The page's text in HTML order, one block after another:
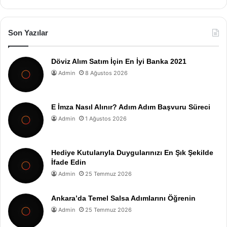
Son Yazılar
Döviz Alım Satım İçin En İyi Banka 2021
Admin 8 Ağustos 2026
E İmza Nasıl Alınır? Adım Adım Başvuru Süreci
Admin 1 Ağustos 2026
Hediye Kutularıyla Duygularınızı En Şık Şekilde
İfade Edin
Admin 25 Temmuz 2026
Ankara’da Temel Salsa Adımlarını Öğrenin
Admin 25 Temmuz 2026